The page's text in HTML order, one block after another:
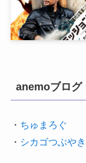
anemoブログ
・ ちゅまろぐ
・ シカゴつぶや